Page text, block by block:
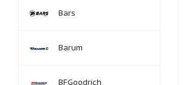
Bars
Barum
BFGoodrich